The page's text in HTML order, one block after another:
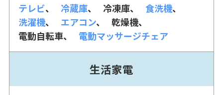
テレビ 冷蔵庫 冷凍庫
食洗機
洗濯機
エアコン
乾燥機
電動自転車
電動マッサージチェア
生活家電